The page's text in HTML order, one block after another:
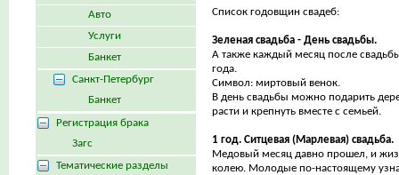
Список годовщин свадеб:
Зеленая свадьба - День свадьбы.
А также каждый месяц после
года.
Символ: миртовый венок.
В день свадьбы можно подарить
расти и крепнуть вместе с семьей.
1 год. Ситцевая (Марлевая) свадьба.
Медовый месяц давно прошел, и
колею. Молодые по-настоящему
Авто
Услуги
Банкет
Санкт-Петербург
Банкет
Регистрация брака
Загс
Тематические разделы